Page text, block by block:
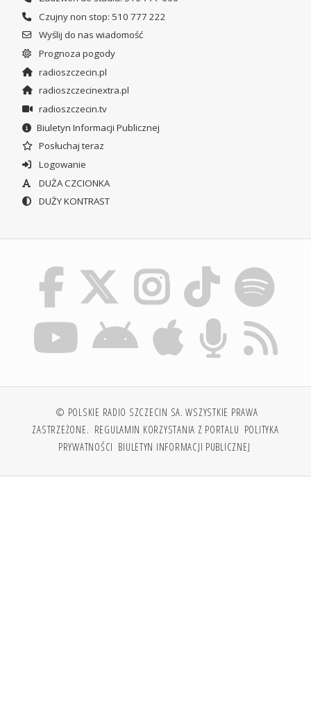
Czujny non stop: 510 777 222
Wyślij do nas wiadomość
Prognoza pogody
radioszczecin.pl
radioszczecinextra.pl
radioszczecin.tv
Biuletyn Informacji Publicznej
Posłuchaj teraz
Logowanie
DUŻA CZCIONKA
DUŻY KONTRAST
© POLSKIE RADIO SZCZECIN SA. WSZYSTKIE PRAWA
ZASTRZEŻONE. REGULAMIN KORZYSTANIA Z PORTALU POLITYKA
PRYWATNOŚCI BIULETYN INFORMACJI PUBLICZNEJ